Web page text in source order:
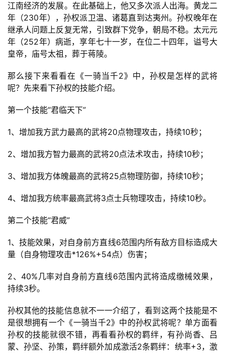
首
页
游
茶
原
创
游
业
手
游
单
机
戏
闲
游
戏
江南经济的发展。在此基础上，他又多次派人出海。黄龙二
年（230年），孙权派卫温、诸葛直到达夷州。孙权晚年在
继承人问题上反复无常，引致群下党争，朝局不稳。太元元
年（252年）病逝，享年七十一岁，在位二十四年，谥号大
皇帝，庙号太祖，葬于蒋陵。
那么接下来看看在《一骑当千2》中，孙权是怎样的武将
呢？先来看下孙权的技能介绍。
第一个技能“君临天下”
1、增加我方武力最高的武将20点物理攻击，持续10秒；
2、增加我方智力最高的武将20点法术攻击，持续10秒；
3、增加我方体魄最高的武将25点物理防御，持续10秒；
4、增加我方统率最高武将3点士兵物理攻击，持续10秒。
第二个技能“君威”
1、技能效果，对自身前方直线6范围内所有敌方目标造成大
量（自身物理攻击*126%+54点）伤害；
2、40%几率对自身前方直线6范围内武将造成缴械效果，
持续3秒。
孙权其他的技能信息就不一一介绍了，看到这两个技能是不
是很想拥有一个《一骑当千2》中的孙权武将呢？单方面看
孙权的技能就很不错，再看看孙权的羁绊，有孙尚香、吕
蒙、孙坚、孙策，羁绊额外加成激活2条羁绊：统率+3，激